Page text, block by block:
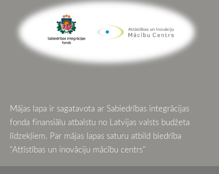
Mājas lapa ir sagatavota ar Sabiedrības integrācijas
fonda finansiālu atbalstu no Latvijas valsts budžeta
līdzekļiem. Par mājas lapas saturu atbild biedrība
"Attīstības un inovāciju mācību centrs"